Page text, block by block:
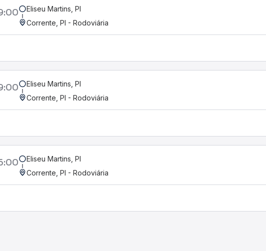
Eliseu Martins, PI
Corrente, PI - Rodoviária
Eliseu Martins, PI
Corrente, PI - Rodoviária
Eliseu Martins, PI
Corrente, PI - Rodoviária